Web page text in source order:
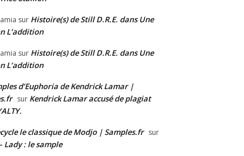
sur Histoire(s) de Still D.R.E. dans Une
L’addition
sur Histoire(s) de Still D.R.E. dans Une
L’addition
d’Euphoria de Kendrick Lamar |
sur Kendrick Lamar accusé de plagiat
le classique de Modjo | Samples.fr sur
Lady : le sample